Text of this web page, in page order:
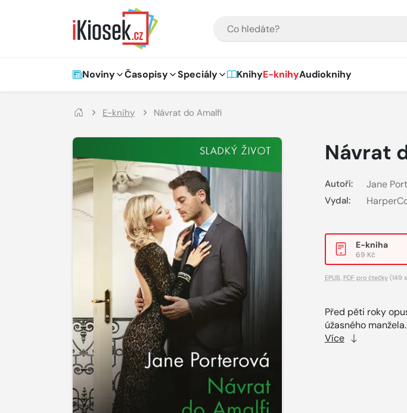
Hlavní navigace
Noviny Časopisy Speciály KnihyE-knihyAudioknihy
E-knihy Návrat do Amalfi
Návrat
Autoři: Jane
Vydal:
E-kniha
69 Kč
EPUB PDF pro čtečky(149
Před pěti roky
úžasného
Více